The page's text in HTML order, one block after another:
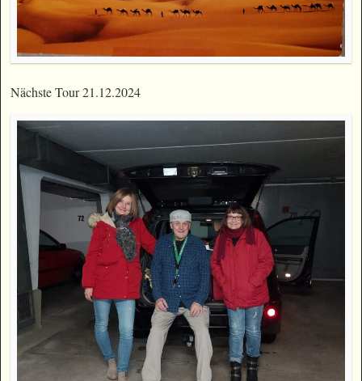
Nächste Tour 21.12.2024